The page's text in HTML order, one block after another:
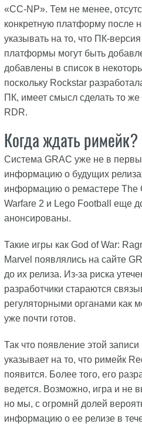
«CC-NP». Тем не менее,
конкретную платформу после
указывать на то, что ПК-
платформы могут быть
добавлены в список в
поскольку Rockstar
ПК, имеет смысл сделать то
RDR.
Когда ждать римейк?
Система GRAC уже не в
информацию о будущих
информацию о ремастере The
Warfare 2 и Lego Football еще
анонсированы.
Такие игры как God of War:
Marvel появлялись на сайте
до их релиза. Из-за риска
разработчики стараются
регуляторными органами как
уже почти готов.
Так что появление этой
указывает на то, что римейк
появится. Более того, его
ведется. Возможно, игра и не
но мы, с огромнй долей
информацию о ее релизе в